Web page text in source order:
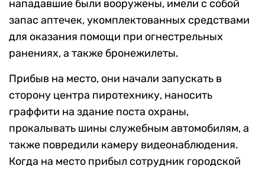
нападавшие были вооружены, имели с собой
запас аптечек, укомплектованных средствами
для оказания помощи при огнестрельных
ранениях, а также бронежилеты.
Прибыв на место, они начали запускать в
сторону центра пиротехнику, наносить
граффити на здание поста охраны,
прокалывать шины служебным автомобилям, а
также повредили камеру видеонаблюдения.
Когда на место прибыл сотрудник городской